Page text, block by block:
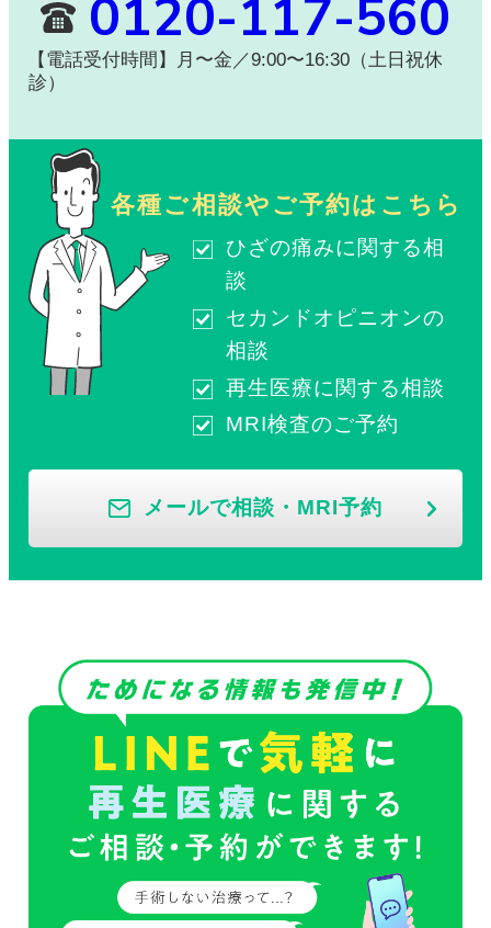
0120-117-560
【電話受付時間】月〜金／9:00〜16:30（土日祝休
診）
各種ご相談やご予約はこちら
ひざの痛みに関する相
談
セカンドオピニオンの
相談
再生医療に関する相談
MRI検査のご予約
メールで相談・MRI予約